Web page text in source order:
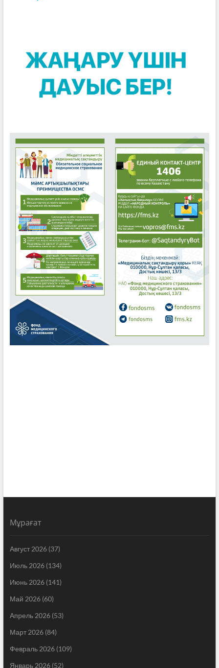
Мұрағат
Август 2026(37)
Июль 2026(134)
Июнь 2026(141)
Май 2026(60)
Апрель 2026(53)
Март 2026(84)
Февраль 2026(109)
Январь 2026(52)